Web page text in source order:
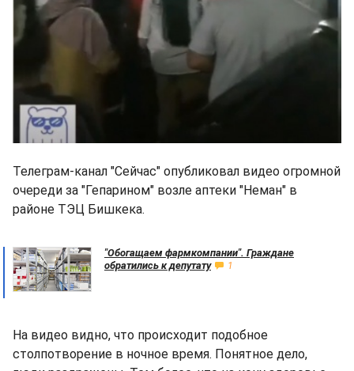
Телеграм-канал "Сейчас" опубликовал видео огромной
очереди за "Гепарином" возле аптеки "Неман" в
районе ТЭЦ Бишкека.
"Обогащаем фармкомпании". Граждане
обратились к депутату
1
На видео видно, что происходит подобное
столпотворение в ночное время. Понятное дело,